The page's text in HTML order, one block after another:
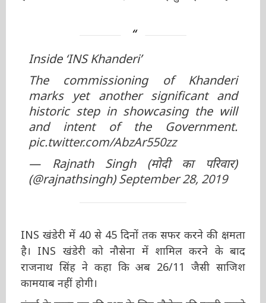
Inside ‘INS Khanderi’
The commissioning of Khanderi
marks yet another significant and
historic step in showcasing the will
and intent of the Government.
pic.twitter.com/AbzAr550zz
(@rajnathsingh)September 28, 2019
INS खंडेरी में 40 से 45 दिनों तक सफर करने की
क्षमता है। INS खंडेरी को नौसेना में शामिल करने के